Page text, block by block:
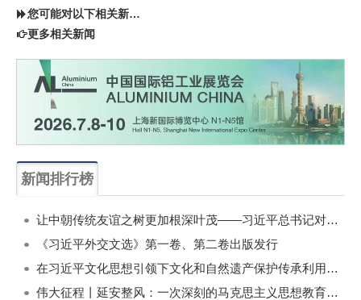
您可能对以下相关新闻同样感兴趣
更多相关新闻
新闻排行榜
让中朝传统友谊之树更加根深叶茂——习近平总书记对朝鲜进行国事访问纪实
《习近平外交文选》第一卷、第二卷出版发行
在习近平文化思想引领下文化和自然遗产保护传承利用工作开创新局面
伟大征程丨延安整风：一次深刻的马克思主义思想教育运动